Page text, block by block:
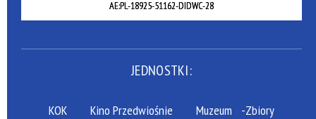
AE:PL-18925-51162-DIDWC-28
JEDNOSTKI:
KOK Kino Przedwiośnie Muzeum -Zbiory